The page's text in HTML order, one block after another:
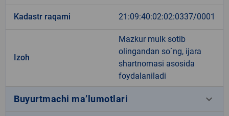
Kadastr raqami 21:09:40:02:02:0337/0001
Izoh
Mazkur mulk sotib
olingandan so`ng, ijara
shartnomasi asosida
foydalaniladi
Buyurtmachi ma’lumotlari keyboard_arrow_down